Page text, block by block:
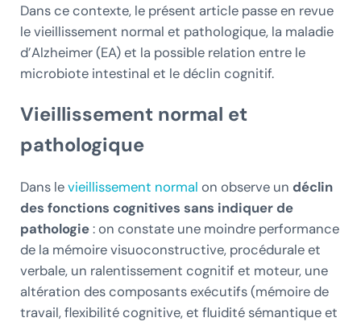
Dans ce contexte, le présent article passe en revue
le vieillissement normal et pathologique, la maladie
d’Alzheimer (EA) et la possible relation entre le
microbiote intestinal et le déclin cognitif.
Vieillissement normal et
pathologique
Dans levieillissement normal on observe un déclin
des fonctions cognitives sans indiquer de
pathologie: on constate une moindre performance
de la mémoire visuoconstructive, procédurale et
verbale, un ralentissement cognitif et moteur, une
altération des composants exécutifs (mémoire de
travail, flexibilité cognitive, et fluidité sémantique et